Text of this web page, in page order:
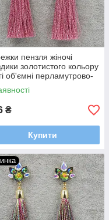
пензля жіночі
золотистого кольору
об'ємні перламутрово-
у стразах довжина
₴
Купити